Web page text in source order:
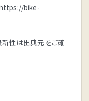
https://bike-
性は出典元をご確